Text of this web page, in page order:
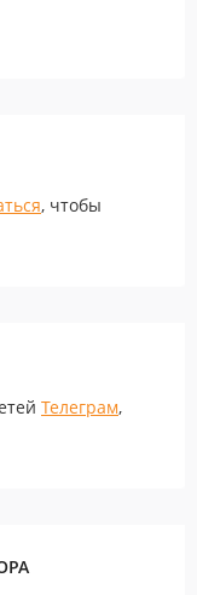
, чтобы
Телеграм,